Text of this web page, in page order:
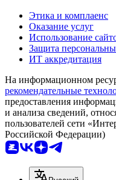
Этика и комплаенс
Оказание услуг
Использование
Защита
ИТ аккредитация
На информационном
рекомендательные
предоставления
и анализа сведений,
пользователей сети
Российской Федерации)